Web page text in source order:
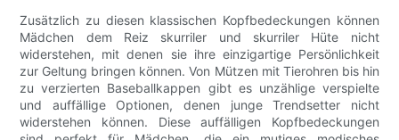
Zusätzlich zu diesen klassischen Kopfbedeckungen können
Mädchen dem Reiz skurriler und skurriler Hüte nicht
widerstehen, mit denen sie ihre einzigartige Persönlichkeit
zur Geltung bringen können. Von Mützen mit Tierohren bis hin
zu verzierten Baseballkappen gibt es unzählige verspielte
und auffällige Optionen, denen junge Trendsetter nicht
widerstehen können. Diese auffälligen Kopfbedeckungen